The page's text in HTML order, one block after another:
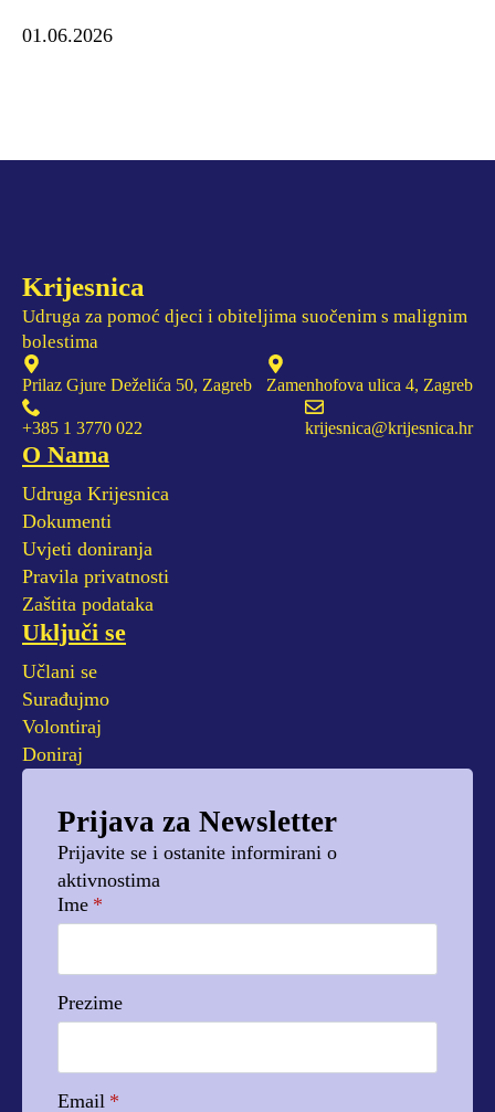
01.06.2026
Krijesnica
Udruga za pomoć djeci i obiteljima suočenim s malignim
bolestima
Prilaz Gjure Deželića 50, Zagreb Zamenhofova ulica 4, Zagreb
+385 1 3770 022 krijesnica@krijesnica.hr
O Nama
Udruga Krijesnica
Dokumenti
Uvjeti doniranja
Pravila privatnosti
Zaštita podataka
Uključi se
Učlani se
Surađujmo
Volontiraj
Doniraj
Prijava za Newsletter
Prijavite se i ostanite informirani o
aktivnostima
Ime *
Prezime
Email *